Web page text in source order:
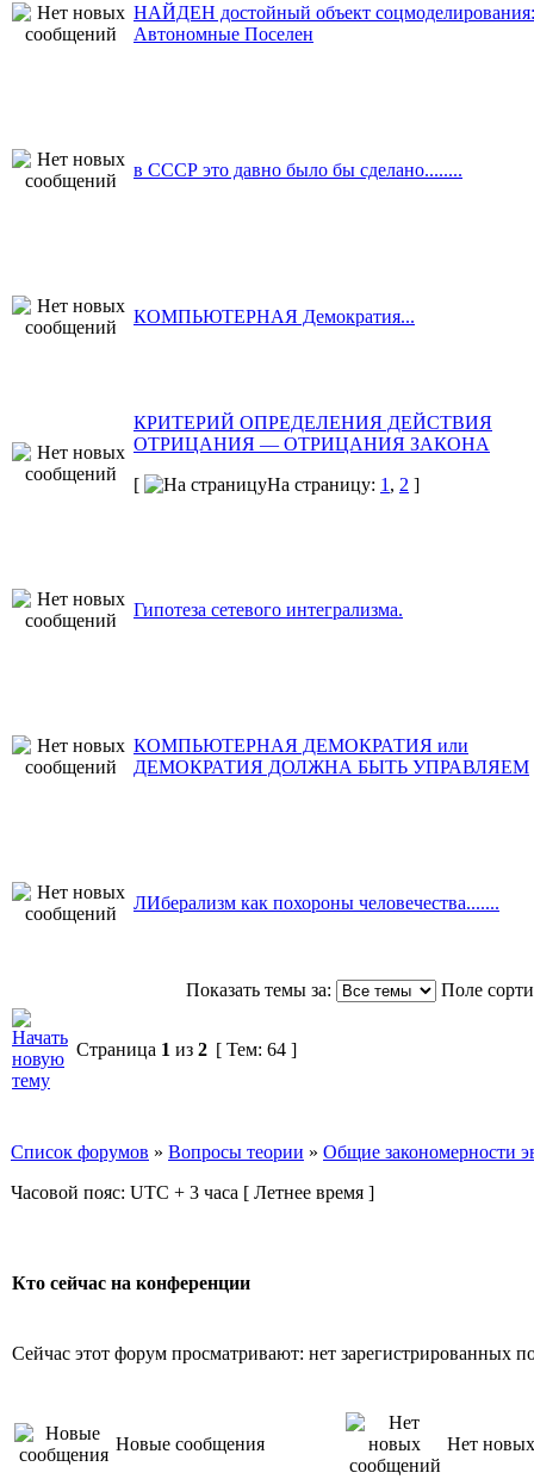
НАЙДЕН достойный объект соцмоделирования:
Автономные Поселен
в СССР это давно было бы сделано........
КОМПЬЮТЕРНАЯ Демократия...
КРИТЕРИЙ ОПРЕДЕЛЕНИЯ ДЕЙСТВИЯ
ОТРИЦАНИЯ — ОТРИЦАНИЯ ЗАКОНА
[
На страницу: 1 , 2 ]
Гипотеза сетевого интегрализма.
КОМПЬЮТЕРНАЯ ДЕМОКРАТИЯ или
ДЕМОКРАТИЯ ДОЛЖНА БЫТЬ УПРАВЛЯЕМ
ЛИберализм как похороны человечества.......
Показать темы за: Поле
Страница 1 из 2 [ Тем: 64 ]
Список форумов » Вопросы теории » Общие закономерности
Часовой пояс: UTC + 3 часа [ Летнее время ]
Кто сейчас на конференции
Сейчас этот форум просматривают: нет зарегистрированных
Новые сообщения Нет